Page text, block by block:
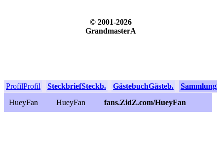
© 2001-2026
GrandmasterA
ProfilProfil SteckbriefSteckb. GästebuchGästeb. Sammlung
HueyFan
HueyFan fans.ZidZ.com/HueyFan